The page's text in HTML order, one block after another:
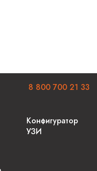
Конфигуратор
УЗИ
8 800 700 21 33